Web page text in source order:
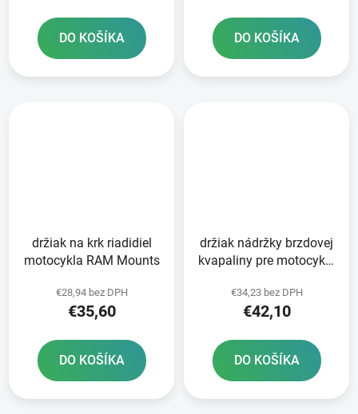
DO KOŠÍKA DO KOŠÍKA
držiak na krk riadidiel
motocykla RAM Mounts
€28,94 bez DPH
€35,60
DO KOŠÍKA
držiak nádržky brzdovej
kvapaliny pre motocykel
€34,23 bez DPH
€42,10
DO KOŠÍKA